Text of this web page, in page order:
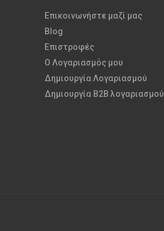
Επικοινωνήστε μαζί μας
Blog
Επιστροφές
O Λογαριασμός μου
Δημιουργία Λογαριασμού
Δημιουργία B2B λογαριασμού